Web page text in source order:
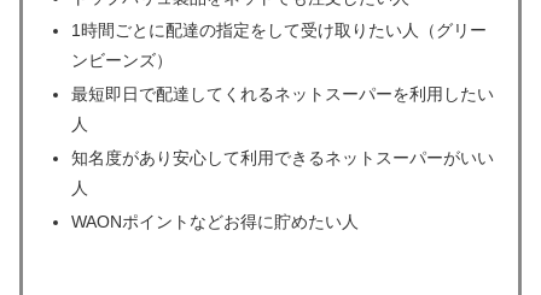
1時間ごとに配達の指定をして受け取りたい人（グリー
ンビーンズ）
最短即日で配達してくれるネットスーパーを利用したい
人
知名度があり安心して利用できるネットスーパーがいい
人
WAONポイントなどお得に貯めたい人